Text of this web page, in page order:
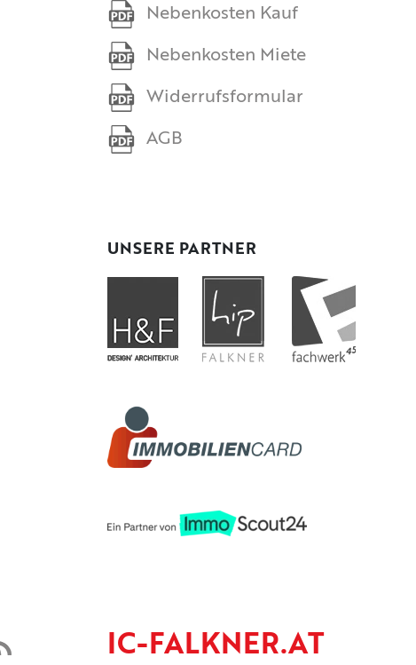
Nebenkosten Kauf
Nebenkosten Miete
Widerrufsformular
AGB
UNSERE PARTNER
IC-FALKNER.AT